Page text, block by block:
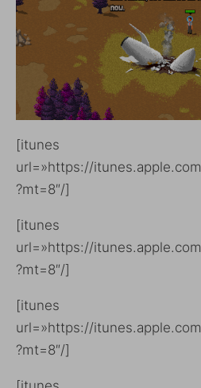
[itunes
url=»https://
?mt=8″/]
[itunes
url=»https://
?mt=8″/]
[itunes
url=»https://
?mt=8″/]